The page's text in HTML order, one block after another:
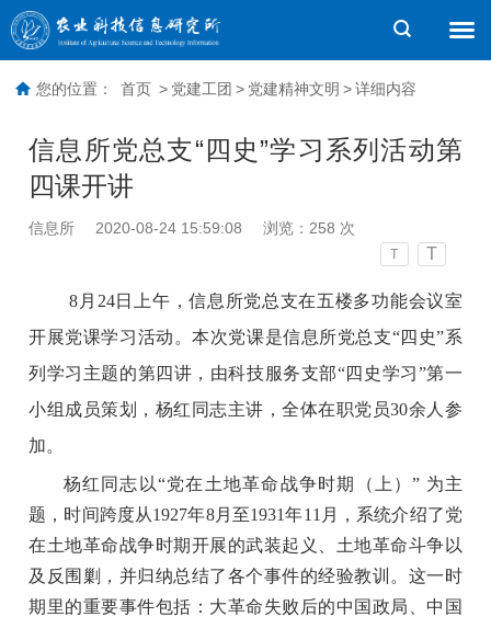
您的位置： 首页 > 党建工团 > 党建精神文明 > 详细内容
信息所党总支“四史”学习系列活动第
四课开讲
信息所 2020-08-24 15:59:08 浏览： 258 次
T T
8月24日上午，信息所党总支在五楼多功能会议室
开展党课学习活动。本次党课是信息所党总支“四史”系
列学习主题的第四讲，由科技服务支部“四史学习”第一
小组成员策划，杨红同志主讲，全体在职党员30余人参
加。
杨红同志以“党在土地革命战争时期（上）” 为主
题，时间跨度从1927年8月至1931年11月，系统介绍了党
在土地革命战争时期开展的武装起义、土地革命斗争以
及反围剿，并归纳总结了各个事件的经验教训。这一时
期里的重要事件包括：大革命失败后的中国政局、中国